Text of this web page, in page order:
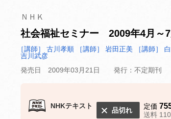
ＮＨＫ
社会福祉セミナー 2009年4月～7
［講師］ 古川孝順 ［講師］ 岩田正美 ［講師］
吉川武彦
発売日 2009年03月21日
発行：不定期刊
NHKテキスト
品切れ 定価
送料